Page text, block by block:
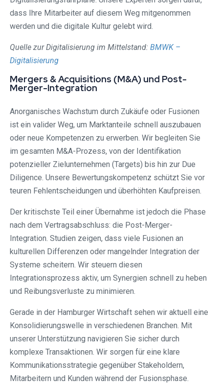
dass Ihre Mitarbeiter auf diesem Weg mitgenommen
werden und die digitale Kultur gelebt wird.
Quelle zur Digitalisierung im Mittelstand: BMWK –
Digitalisierung
Mergers & Acquisitions (M&A) und Post-
Merger-Integration
Anorganisches Wachstum durch Zukäufe oder Fusionen
ist ein valider Weg, um Marktanteile schnell auszubauen
oder neue Kompetenzen zu erwerben. Wir begleiten Sie
im gesamten M&A-Prozess, von der Identifikation
potenzieller Zielunternehmen (Targets) bis hin zur Due
Diligence. Unsere Bewertungskompetenz schützt Sie vor
teuren Fehlentscheidungen und überhöhten Kaufpreisen.
Der kritischste Teil einer Übernahme ist jedoch die Phase
nach dem Vertragsabschluss: die Post-Merger-
Integration. Studien zeigen, dass viele Fusionen an
kulturellen Differenzen oder mangelnder Integration der
Systeme scheitern. Wir steuern diesen
Integrationsprozess aktiv, um Synergien schnell zu heben
und Reibungsverluste zu minimieren.
Gerade in der Hamburger Wirtschaft sehen wir aktuell eine
Konsolidierungswelle in verschiedenen Branchen. Mit
unserer Unterstützung navigieren Sie sicher durch
komplexe Transaktionen. Wir sorgen für eine klare
Kommunikationsstrategie gegenüber Stakeholdern,
Mitarbeitern und Kunden während der Fusionsphase.